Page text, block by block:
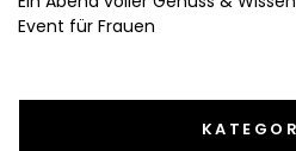
Event für Frauen